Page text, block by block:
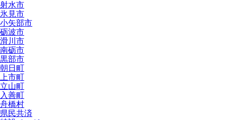
射水市
氷見市
小矢部市
砺波市
滑川市
南砺市
黒部市
朝日町
上市町
立山町
入善町
舟橋村
県民共済